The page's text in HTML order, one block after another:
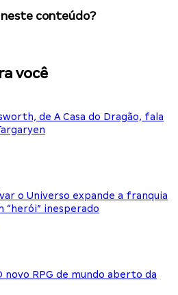
conteúdo?
você
de A Casa do Dragão, fala
o Universo expande a franquia
“herói” inesperado
novo RPG de mundo aberto da